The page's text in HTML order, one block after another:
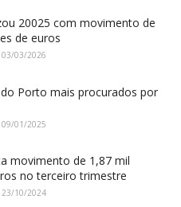
20025 com movimento de
de euros
03/03/2026
Porto mais procurados por
09/01/2025
movimento de 1,87 mil
no terceiro trimestre
23/10/2024